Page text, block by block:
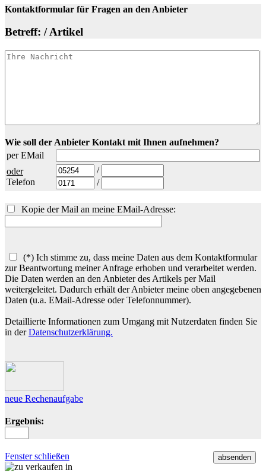
Kontaktformular für Fragen an den Anbieter
Betreff: / Artikel
Wie soll der Anbieter Kontakt mit Ihnen aufnehmen?
per EMail
oder
Telefon
/
/
Kopie der Mail an meine EMail-Adresse:
(*) Ich stimme zu, dass meine Daten aus dem Kontaktformular
zur Beantwortung meiner Anfrage erhoben und verarbeitet werden.
Die Daten werden an den Anbieter des Artikels per Mail
weitergeleitet. Dadurch erhält der Anbieter meine oben angegebenen
Daten (u.a. EMail-Adresse oder Telefonnummer).
Detaillierte Informationen zum Umgang mit Nutzerdaten finden Sie
in derDatenschutzerklärung.
neue Rechenaufgabe
Ergebnis:
Fenster schließen